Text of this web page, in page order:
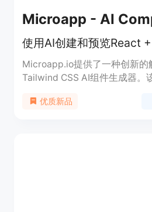
Microapp.io提供了一种创新的
Tailwind CSS AI组件生成器。
开发过程更高效、更愉快。您
优质新品